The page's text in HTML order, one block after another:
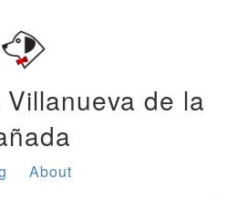
de la
About